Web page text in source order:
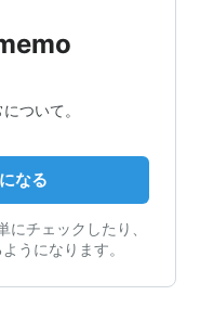
ついて。
なる
チェックしたり、
うになります。